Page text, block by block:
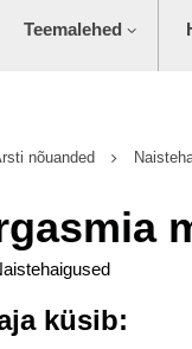
Teemalehed
nõuanded
küsib: